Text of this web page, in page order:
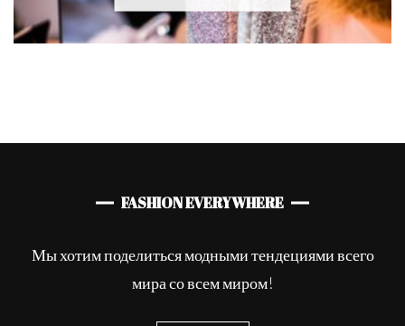
FASHION EVERYWHERE
Мы хотим поделиться модными тендециями всего
мира со всем миром!